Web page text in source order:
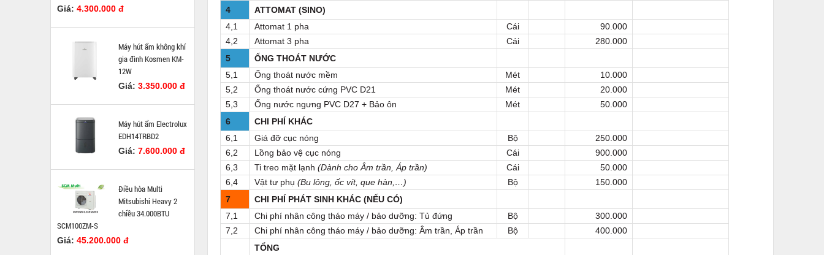
Giá: 4.300.000 đ
Máy hút ẩm không khí
gia đình Kosmen KM-
12W
Giá: 3.350.000 đ
Máy hút ẩm Electrolux
EDH14TRBD2
Giá: 7.600.000 đ
Điều hòa Multi
Mitsubishi Heavy 2
chiều 34.000BTU
SCM100ZM-S
Giá: 45.200.000 đ
4
ATTOMAT (SINO)
4,1
Attomat 1 pha Cái
90.000
4,2
Attomat 3 pha Cái
280.000
5
ỐNG THOÁT NƯỚC
5,1
Ống thoát nước mềm Mét
10.000
5,2
Ống thoát nước cứng PVC D21 Mét
20.000
5,3
Ống nước ngưng PVC D27 + Bảo ôn Mét
50.000
6
CHI PHÍ KHÁC
6,1
Giá đỡ cục nóng Bộ
250.000
6,2
Lồng bảo vệ cục nóng Cái
900.000
6,3
Ti treo mặt lạnh (Dành cho Âm trần, Áp trần) Cái
50.000
6,4
Vật tư phụ (Bu lông, ốc vít, que hàn,…) Bộ
150.000
7
CHI PHÍ PHÁT SINH KHÁC (NẾU CÓ)
7,1
Chi phí nhân công tháo máy / bảo dưỡng: Tủ đứng Bộ
300.000
7,2
Chi phí nhân công tháo máy / bảo dưỡng: Âm trần, Áp trần Bộ
400.000
TỔNG